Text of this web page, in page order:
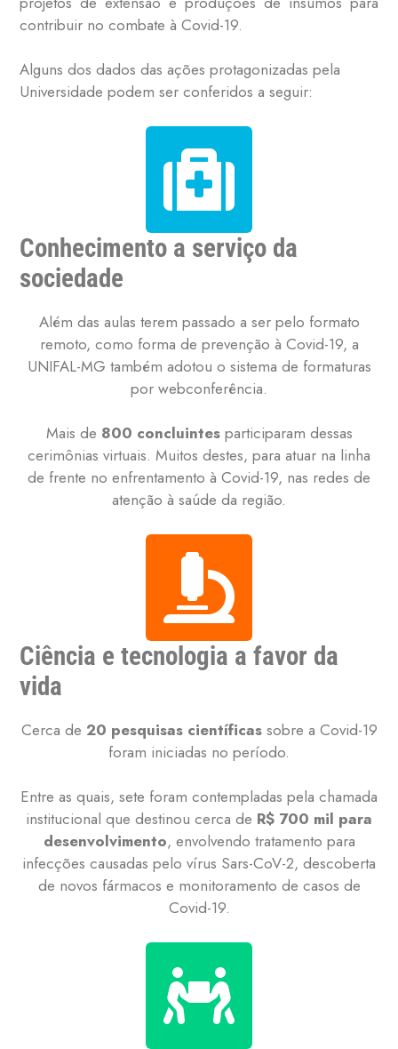
contribuir no combate à Covid-19.
Alguns dos dados das ações protagonizadas pela
Universidade podem ser conferidos a seguir:
Conhecimento a serviço da
sociedade
Além das aulas terem passado a ser pelo formato
remoto, como forma de prevenção à Covid-19, a
UNIFAL-MG também adotou o sistema de formaturas
por webconferência.
Mais de 800 concluintesparticiparam dessas
cerimônias virtuais. Muitos destes, para atuar na linha
de frente no enfrentamento à Covid-19, nas redes de
atenção à saúde da região.
Ciência e tecnologia a favor da
vida
Cerca de 20 pesquisas científicassobre a Covid-19
foram iniciadas no período.
Entre as quais, sete foram contempladas pela chamada
institucional que destinou cerca de R$ 700 mil para
desenvolvimento, envolvendo tratamento para
infecções causadas pelo vírus Sars-CoV-2, descoberta
de novos fármacos e monitoramento de casos de
Covid-19.